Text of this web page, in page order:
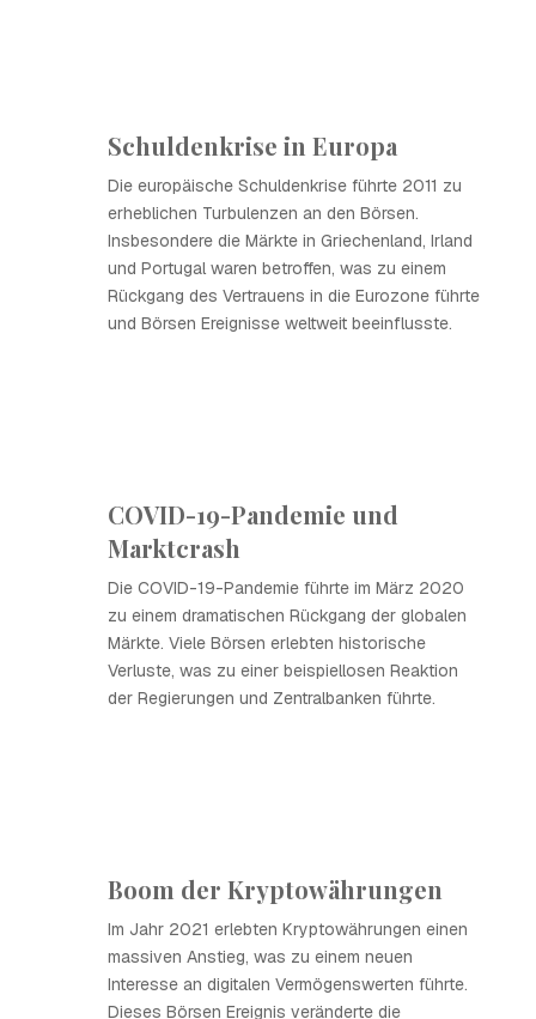
Schuldenkrise in Europa
Die europäische Schuldenkrise führte 2011 zu
erheblichen Turbulenzen an den Börsen.
Insbesondere die Märkte in Griechenland, Irland
und Portugal waren betroffen, was zu einem
Rückgang des Vertrauens in die Eurozone führte
und Börsen Ereignisse weltweit beeinflusste.
COVID-19-Pandemie und
Marktcrash
Die COVID-19-Pandemie führte im März 2020
zu einem dramatischen Rückgang der globalen
Märkte. Viele Börsen erlebten historische
Verluste, was zu einer beispiellosen Reaktion
der Regierungen und Zentralbanken führte.
Boom der Kryptowährungen
Im Jahr 2021 erlebten Kryptowährungen einen
massiven Anstieg, was zu einem neuen
Interesse an digitalen Vermögenswerten führte.
Dieses Börsen Ereignis veränderte die